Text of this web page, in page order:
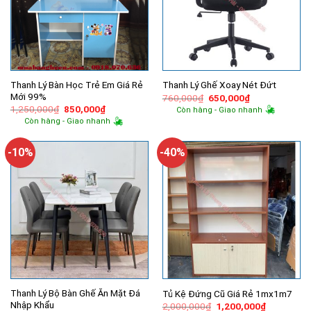
Thanh Lý Bàn Học Trẻ Em Giá Rẻ
Mới 99%
1,250,000₫ Giá
gốc
là:
850,000₫Giá
hiện
tại
850,000₫.
Còn hàng - Giao nhanh
Thanh Lý Ghế Xoay Nét Đứt
760,000₫ Giá
gốc
là:
650,000₫Giá
hiện
tại
Còn hàng - Giao nhanh
-10%
Thanh Lý Bộ Bàn Ghế Ăn Mặt Đá
Nhập Khẩu
-40%
Tủ Kệ Đứng Cũ Giá Rẻ 1mx1m7
2,000,000₫ Giá
1,200,000₫Giá